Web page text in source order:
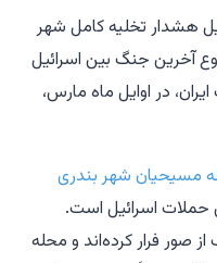
هشدار تخلیه کامل شهر
آخرین جنگ بین اسرائیل
در اوایل ماه مارس،
مسیحیان شهر بندری
اسرائیل است.
صور فرار کرده‌اند و محله